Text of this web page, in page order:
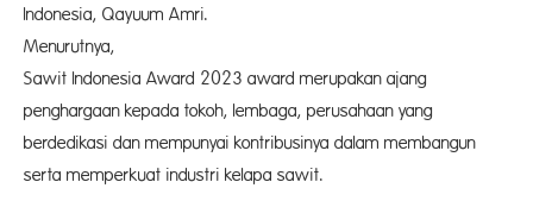
Indonesia, Qayuum Amri.
Sawit Indonesia Award 2023 award merupakan ajang
penghargaan kepada tokoh, lembaga, perusahaan yang
berdedikasi dan mempunyai kontribusinya dalam membangun
serta memperkuat industri kelapa sawit.